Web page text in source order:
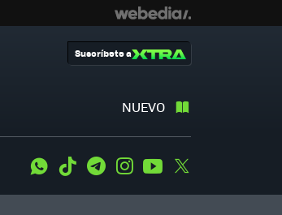
NUEVO
Suscríbete a
WhatsApp
Tiktok TelegramInstagramYoutube